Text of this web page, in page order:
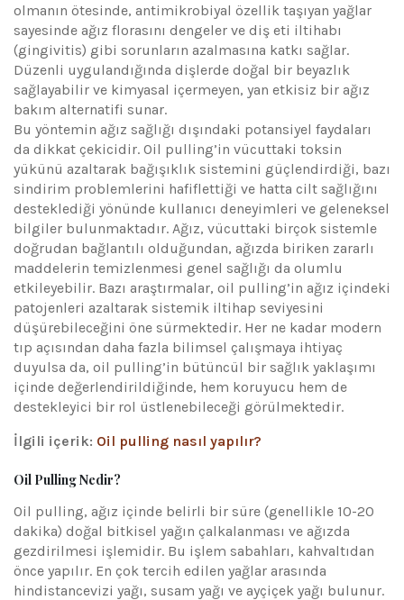
olmanın ötesinde, antimikrobiyal özellik taşıyan yağlar
sayesinde ağız florasını dengeler ve diş eti iltihabı
(gingivitis) gibi sorunların azalmasına katkı sağlar.
Düzenli uygulandığında dişlerde doğal bir beyazlık
sağlayabilir ve kimyasal içermeyen, yan etkisiz bir ağız
bakım alternatifi sunar.
Bu yöntemin ağız sağlığı dışındaki potansiyel faydaları
da dikkat çekicidir. Oil pulling’in vücuttaki toksin
yükünü azaltarak bağışıklık sistemini güçlendirdiği, bazı
sindirim problemlerini hafiflettiği ve hatta cilt sağlığını
desteklediği yönünde kullanıcı deneyimleri ve geleneksel
bilgiler bulunmaktadır. Ağız, vücuttaki birçok sistemle
doğrudan bağlantılı olduğundan, ağızda biriken zararlı
maddelerin temizlenmesi genel sağlığı da olumlu
etkileyebilir. Bazı araştırmalar, oil pulling’in ağız içindeki
patojenleri azaltarak sistemik iltihap seviyesini
düşürebileceğini öne sürmektedir. Her ne kadar modern
tıp açısından daha fazla bilimsel çalışmaya ihtiyaç
duyulsa da, oil pulling’in bütüncül bir sağlık yaklaşımı
içinde değerlendirildiğinde, hem koruyucu hem de
destekleyici bir rol üstlenebileceği görülmektedir.
İlgili içerik: Oil pulling nasıl yapılır?
Oil Pulling Nedir?
Oil pulling, ağız içinde belirli bir süre (genellikle 10-20
dakika) doğal bitkisel yağın çalkalanması ve ağızda
gezdirilmesi işlemidir. Bu işlem sabahları, kahvaltıdan
önce yapılır. En çok tercih edilen yağlar arasında
hindistancevizi yağı, susam yağı ve ayçiçek yağı bulunur.